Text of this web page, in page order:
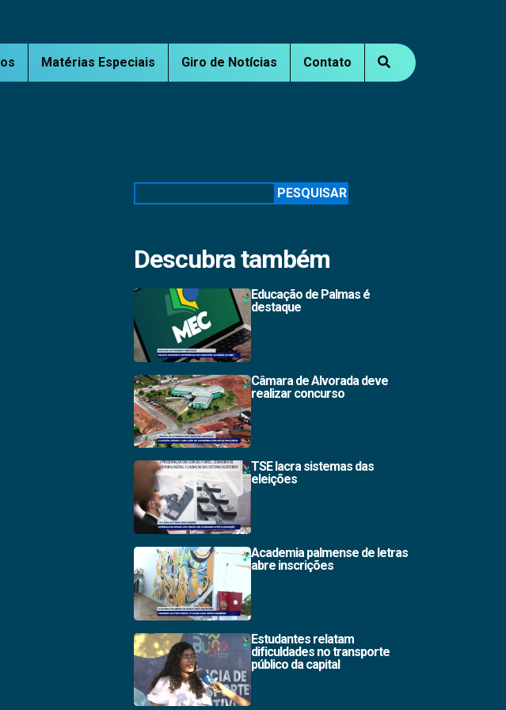
Matérias Especiais Giro de Notícias Contato
PESQUISAR
Descubra também
Educação de Palmas é
destaque
Câmara de Alvorada deve
realizar concurso
TSE lacra sistemas das
eleições
Academia palmense de letras
abre inscrições
Estudantes relatam
dificuldades no transporte
público da capital